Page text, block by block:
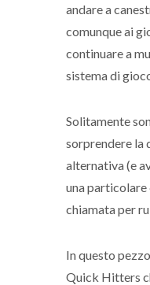
andare a
comunque ai
continuare a
sistema di
Solitamente
sorprendere la
alternativa (e
una particolare
chiamata per
In questo
Quick Hitters